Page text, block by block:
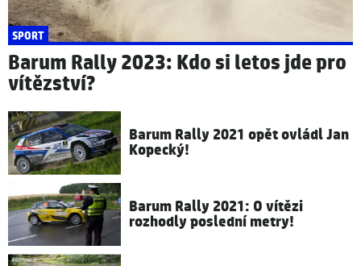
SPORT
Barum Rally 2023: Kdo si letos jde pro
vítězství?
Barum Rally 2021 opět ovládl Jan
Kopecký!
Barum Rally 2021: O vítězi
rozhodly poslední metry!